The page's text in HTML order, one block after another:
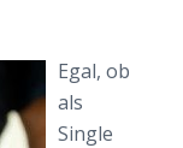
Egal, ob
als
Single